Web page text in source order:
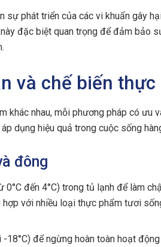
sự phát triển của các vi khuẩn gây
đặc biệt quan trọng để đảm bảo
và chế biến thực
khác nhau, mỗi phương pháp có ưu
dụng hiệu quả trong cuộc sống
đông
đến 4°C) trong tủ lạnh để làm
với nhiều loại thực phẩm tươi
để ngừng hoàn toàn hoạt